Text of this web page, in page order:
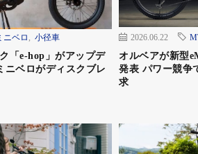
ハブ、内装5段
：リチウムイオン電池
電時間：25.5V／12.3Ah／約3.5時間
型ホワイトLEDバッテリーランプ（
ディンプルキー
ニベロ 小径車
「e-hop」がアップデ
ベロがディスクブレ
2026.06.22
オルベアが新型
発表 パワー競争
求